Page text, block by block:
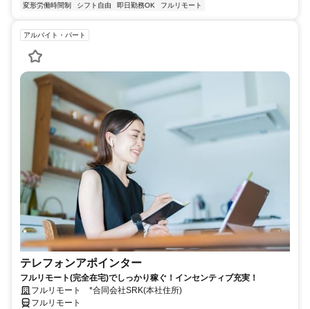
変形労働時間制 シフト自由 即日勤務OK フルリモート
アルバイト・パート
テレフォンアポインター
フルリモート(完全在宅)でしっかり稼ぐ！インセンティブ充実！
フルリモート *合同会社SRK(本社住所)
フルリモート